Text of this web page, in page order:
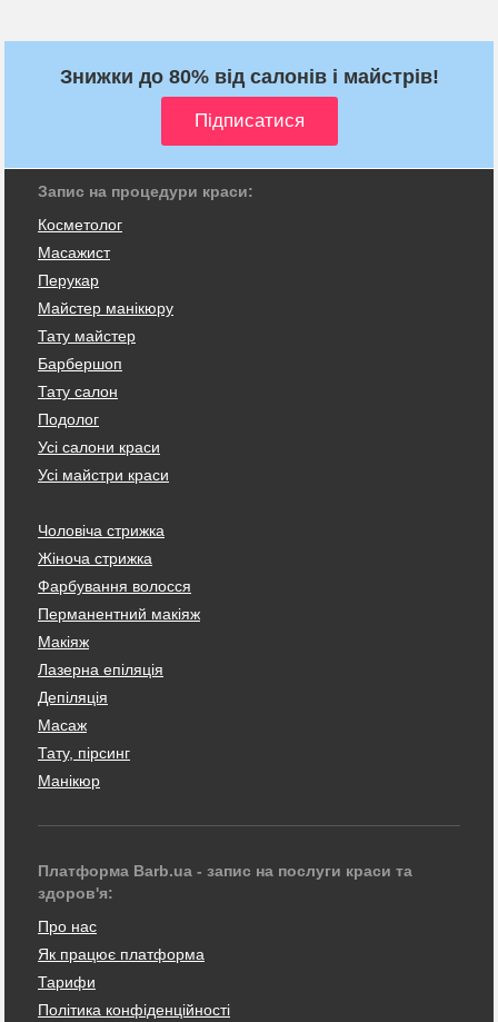
Знижки до 80% від салонів і майстрів!
Запис на процедури краси:
Косметолог
Масажист
Перукар
Майстер манікюру
Тату майстер
Барбершоп
Тату салон
Подолог
Усі салони краси
Усі майстри краси
Чоловіча стрижка
Жіноча стрижка
Фарбування волосся
Перманентний макіяж
Макіяж
Лазерна епіляція
Депіляція
Масаж
Тату, пірсинг
Манікюр
Платформа Barb.ua - запис на послуги краси та
здоров'я:
Про нас
Як працює платформа
Тарифи
Політика конфіденційності